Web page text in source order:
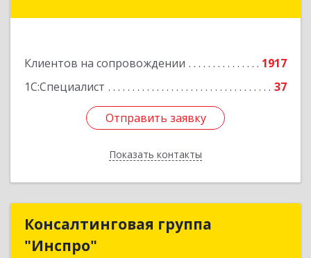
Клиентов на сопровождении
1917
1С:Специалист
37
Отправить заявку
Показать контакты
Отправить заявку
Назад
Консалтинговая группа
"Инспро"
Консалтинговая группа